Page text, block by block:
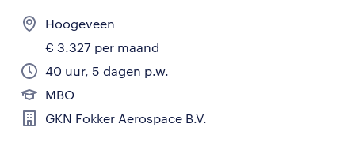
Hoogeveen
€ 3.327 per maand
40 uur, 5 dagen p.w.
MBO
GKN Fokker Aerospace B.V.